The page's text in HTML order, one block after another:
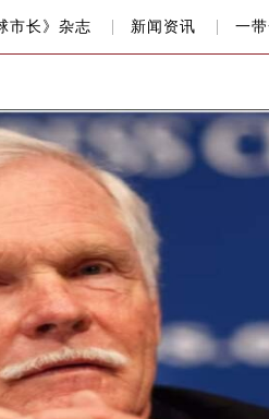
市长》杂志 新闻资讯 一